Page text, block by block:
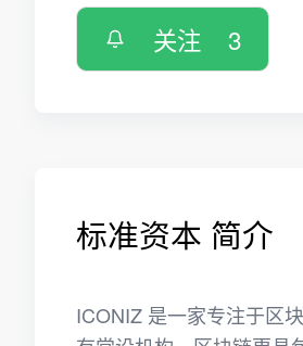
关注 3
标准资本 简介
ICONIZ 是一家专注于区